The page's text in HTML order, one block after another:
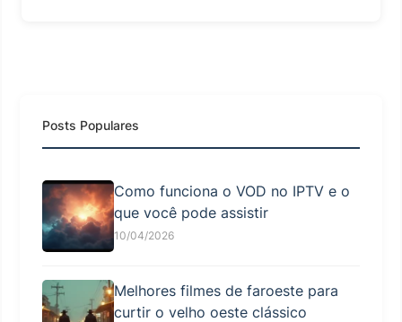
Posts Populares
Como funciona o VOD no IPTV e o
que você pode assistir
10/04/2026
Melhores filmes de faroeste para
curtir o velho oeste clássico